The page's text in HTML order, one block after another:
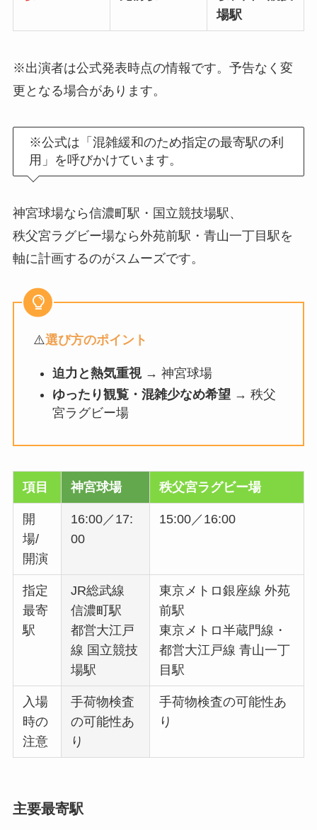
場駅
※出演者は公式発表時点の情報です。予告なく変
更となる場合があります。
※公式は「混雑緩和のため指定の最寄駅の利
用」を呼びかけています。
神宮球場なら信濃町駅・国立競技場駅、
秩父宮ラグビー場なら外苑前駅・青山一丁目駅を
軸に計画するのがスムーズです。
⚠️選び方のポイント
迫力と熱気重視→ 神宮球場
ゆったり観覧・混雑少なめ希望→ 秩父
宮ラグビー場
項目 神宮球場 秩父宮ラグビー場
開
場/
開演
16:00／17:
00
15:00／16:00
指定
最寄
駅
JR総武線
信濃町駅
都営大江戸
線 国立競技
場駅
東京メトロ銀座線 外苑
前駅
東京メトロ半蔵門線・
都営大江戸線 青山一丁
目駅
入場
時の
注意
手荷物検査
の可能性あ
り
手荷物検査の可能性あ
り
主要最寄駅